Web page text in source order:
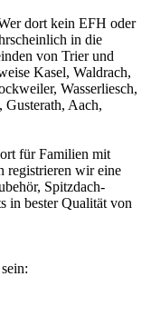
dort kein EFH oder
in die
von Trier und
Kasel, Waldrach,
Wasserliesch,
Aach,
für Familien mit
registrieren wir eine
Spitzdach-
in bester Qualität von